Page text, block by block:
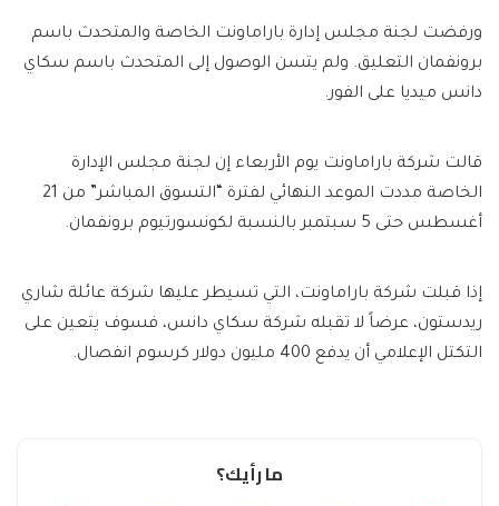
ورفضت لجنة مجلس إدارة باراماونت الخاصة والمتحدث باسم
برونفمان التعليق. ولم يتسن الوصول إلى المتحدث باسم سكاي
دانس ميديا ​​على الفور.
قالت شركة باراماونت يوم الأربعاء إن لجنة مجلس الإدارة
الخاصة مددت الموعد النهائي لفترة “التسوق المباشر” من 21
أغسطس حتى 5 سبتمبر بالنسبة لكونسورتيوم برونفمان.
إذا قبلت شركة باراماونت، التي تسيطر عليها شركة عائلة شاري
ريدستون، عرضاً لا تقبله شركة سكاي دانس، فسوف يتعين على
التكتل الإعلامي أن يدفع 400 مليون دولار كرسوم انفصال.
ما رأيك؟